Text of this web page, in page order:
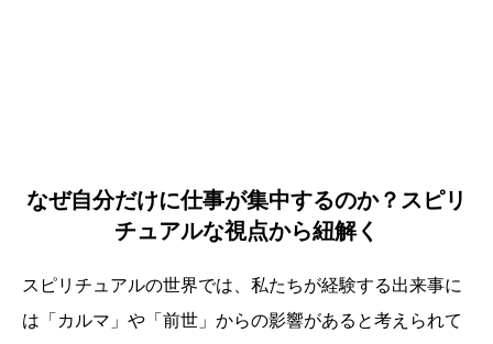
なぜ自分だけに仕事が集中するのか？スピリ
チュアルな視点から紐解く
スピリチュアルの世界では、私たちが経験する出来事に
は「カルマ」や「前世」からの影響があると考えられて